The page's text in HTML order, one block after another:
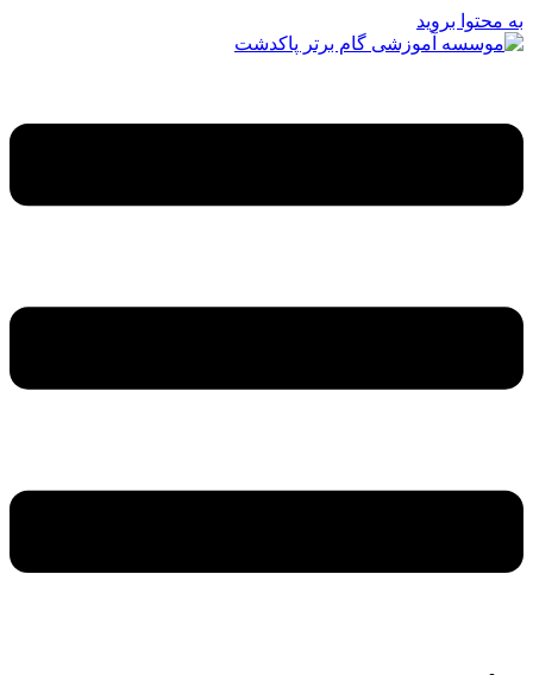
به محتوا بروید